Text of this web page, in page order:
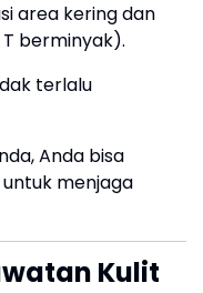
area kering dan
berminyak).
terlalu
Anda bisa
menjaga
Kulit